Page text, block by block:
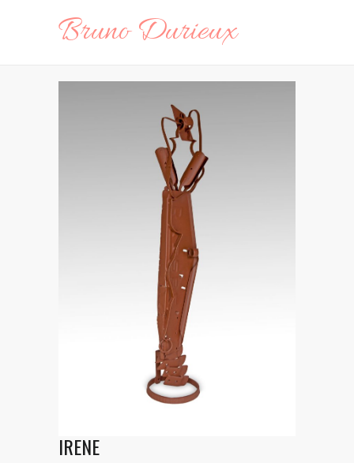
Bruno Durieux
IRENE